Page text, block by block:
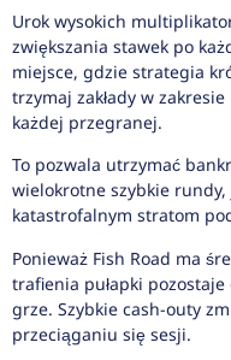
Urok wysokich
zwiększania stawek po
miejsce, gdzie strategia
trzymaj zakłady w
każdej przegranej.
To pozwala utrzymać
wielokrotne szybkie
katastrofalnym stratom
Ponieważ Fish Road ma
trafienia pułapki
grze. Szybkie cash-outy
przeciąganiu się sesji.